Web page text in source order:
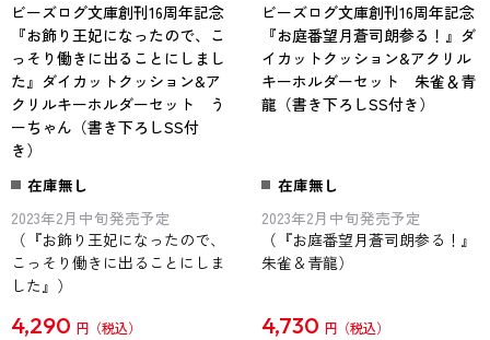
ビーズログ文庫創刊16周年記念
『お飾り王妃になったので、こ
っそり働きに出ることにしまし
た』ダイカットクッション&ア
クリルキーホルダーセット う
ーちゃん（書き下ろしSS付
き）
在庫無し
2023年2月中旬発売予定
（『お飾り王妃になったので、
こっそり働きに出ることにしま
した』）
4,290 円
ビーズログ文庫創刊16周年記念
『お庭番望月蒼司朗参る！』ダ
イカットクッション&アクリル
キーホルダーセット 朱雀＆青
龍（書き下ろしSS付き）
在庫無し
2023年2月中旬発売予定
（『お庭番望月蒼司朗参る！』
朱雀＆青龍）
4,730 円